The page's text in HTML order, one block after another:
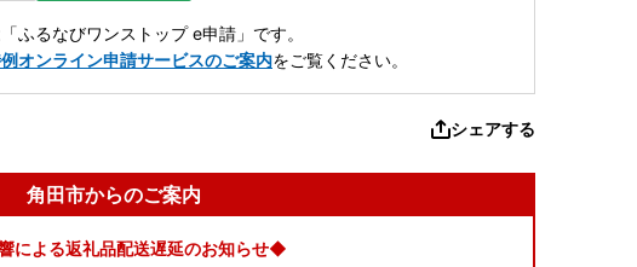
ふるなびワンストップ e申請」です。
オンライン申請サービスのご案内をご覧ください。
シェアする
角田市からのご案内
による返礼品配送遅延のお知らせ◆